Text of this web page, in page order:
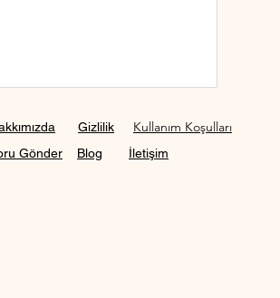
Gönder
Gizlilik
Blog
Kullanım Koşulları
İletişim